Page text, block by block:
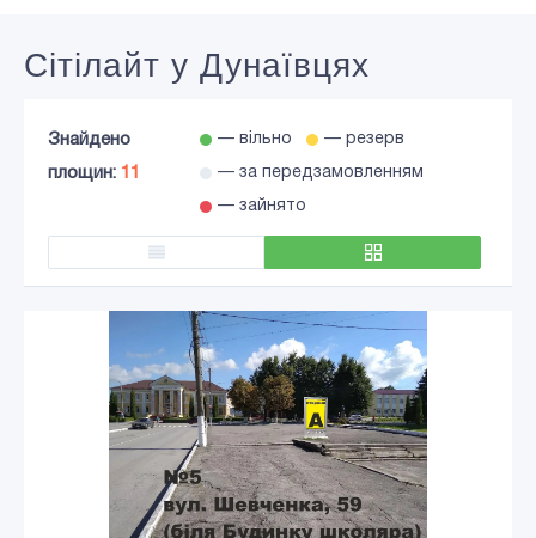
Сiтiлайт у Дунаївцях
Знайдено
площин: 11
— вільно — резерв
— за передзамовленням
— зайнято